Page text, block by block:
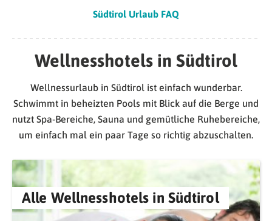
Südtirol Urlaub FAQ
Wellnesshotels in Südtirol
Wellnessurlaub in Südtirol ist einfach wunderbar.
Schwimmt in beheizten Pools mit Blick auf die Berge und
nutzt Spa-Bereiche, Sauna und gemütliche Ruhebereiche,
um einfach mal ein paar Tage so richtig abzuschalten.
Alle Wellnesshotels in Südtirol